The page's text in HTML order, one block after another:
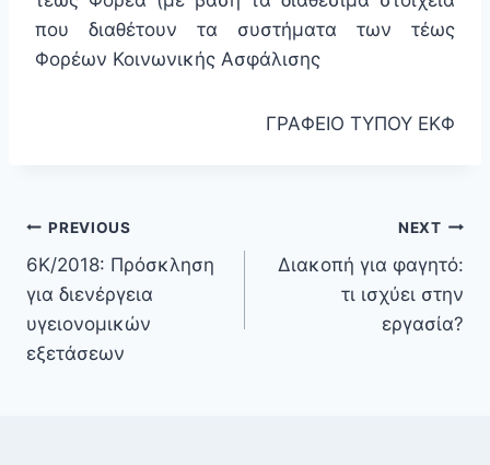
που διαθέτουν τα συστήματα των τέως
Φορέων Κοινωνικής Ασφάλισης
ΓΡΑΦΕΙΟ ΤΥΠΟΥ ΕΚΦ
PREVIOUS
6Κ/2018: Πρόσκληση
για διενέργεια
υγειονομικών
εξετάσεων
NEXT
Διακοπή για φαγητό:
τι ισχύει στην
εργασία?